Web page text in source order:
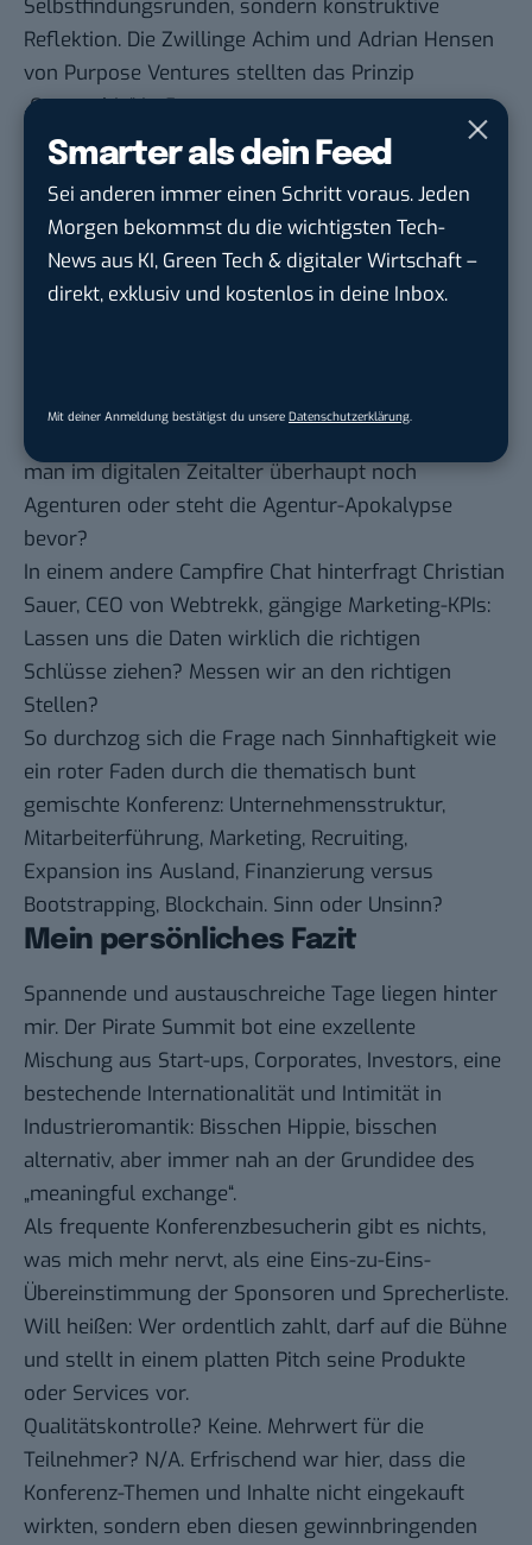
Smarter als dein Feed
Sei anderen immer einen Schritt voraus. Jeden
Morgen bekommst du die wichtigsten Tech-
News aus KI, Green Tech & digitaler Wirtschaft –
direkt, exklusiv und kostenlos in deine Inbox.
Mit deiner Anmeldung bestätigst du unsere Datenschutzerklärung
Selbstfindungsrunden, sondern konstruktive
Reflektion. Die Zwillinge Achim und Adrian Hensen
von Purpose Ventures stellten das Prinzip
„Ownership“ in Frage.
Viele große Unternehmen wie Zeiss, Alnatura, DM,
Voelkel oder Novo Nordisk glauben nicht mehr an
klassische Eigentumsstrukturen und übergeben
diese an eine Stiftung oder in die Hände der
Mitarbeiter. Wo liegen die Vorteile? Wie führt man
sein Unternehmen, wenn Profit nur ein Mittel zum
Agenturen auf den Prüfstand: Sind diese noch
zeitgerecht? Wo ist ihre Innovationsarbeit? Braucht
man im digitalen Zeitalter überhaupt noch
Agenturen oder steht die Agentur-Apokalypse
bevor?
In einem andere Campfire Chat hinterfragt Christian
Sauer, CEO von Webtrekk, gängige Marketing-KPIs:
Lassen uns die Daten wirklich die richtigen
Schlüsse ziehen? Messen wir an den richtigen
Stellen?
So durchzog sich die Frage nach Sinnhaftigkeit wie
ein roter Faden durch die thematisch bunt
gemischte Konferenz: Unternehmensstruktur,
Mitarbeiterführung, Marketing, Recruiting,
Expansion ins Ausland, Finanzierung versus
Bootstrapping, Blockchain. Sinn oder Unsinn?
Mein persönliches Fazit
Spannende und austauschreiche Tage liegen hinter
mir. Der Pirate Summit bot eine exzellente
Mischung aus Start-ups, Corporates, Investors, eine
bestechende Internationalität und Intimität in
Industrieromantik: Bisschen Hippie, bisschen
alternativ, aber immer nah an der Grundidee des
„meaningful exchange“.
Als frequente Konferenzbesucherin gibt es nichts,
was mich mehr nervt, als eine Eins-zu-Eins-
Übereinstimmung der Sponsoren und Sprecherliste.
Will heißen: Wer ordentlich zahlt, darf auf die Bühne
und stellt in einem platten Pitch seine Produkte
oder Services vor.
Qualitätskontrolle? Keine. Mehrwert für die
Teilnehmer? N/A. Erfrischend war hier, dass die
Konferenz-Themen und Inhalte nicht eingekauft
wirkten, sondern eben diesen gewinnbringenden